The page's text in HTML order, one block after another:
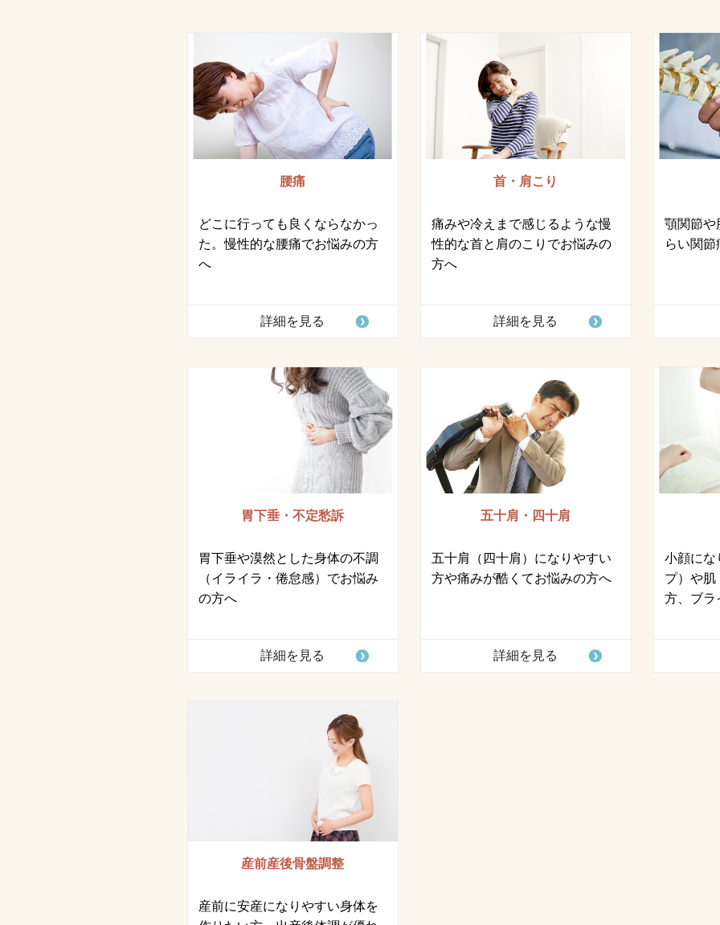
腰痛
どこに行っても良くならなかっ
た。慢性的な腰痛でお悩みの方
へ
詳細を見る
首・肩こり
痛みや冷えまで感じるような慢
性的な首と肩のこりでお悩みの
方へ
詳細を見る
顎関節や
らい関
胃下垂・不定愁訴
胃下垂や漠然とした身体の不調
（イライラ・倦怠感）でお悩み
の方へ
詳細を見る
五十肩・四十肩
五十肩（四十肩）になりやすい
方や痛みが酷くてお悩みの方へ
詳細を見る
小顔にな
プ）や肌
方、ブラ
産前産後骨盤調整
産前に安産になりやすい身体を